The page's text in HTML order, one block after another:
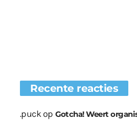
Recente reacties
.puckop Gotcha! Weert